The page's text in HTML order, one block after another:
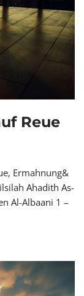
Reue
Ermahnung&
Ahadith As-
Al-Albaani 1 –